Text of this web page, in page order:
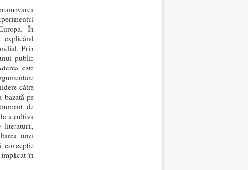
În
explicând
Prin
public
este
către
bazată pe
de
a cultiva
literaturii,
unei
concepție
în